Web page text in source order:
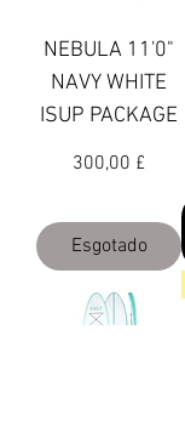
NEBULA 11'0"
NAVY WHITE
ISUP PACKAGE
Preço
300,00 £
Esgotado